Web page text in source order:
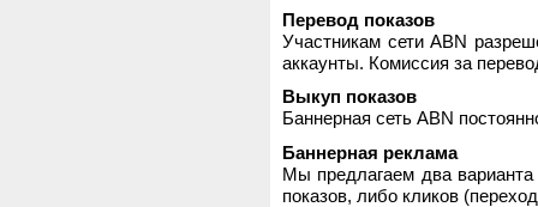
Перевод показов
Участникам сети ABN
аккаунты. Комиссия за
Выкуп показов
Баннерная сеть ABN
Баннерная реклама
Мы предлагаем два
показов, либо кликов